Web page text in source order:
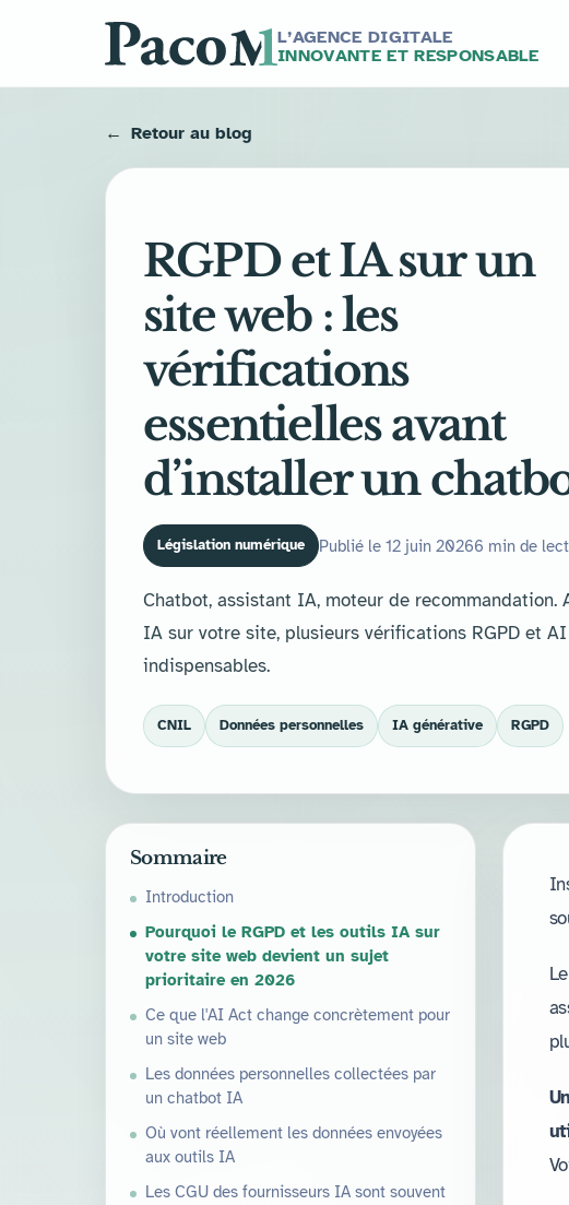
L’AGENCE DIGITALE
INNOVANTE ET RESPONSABLE
Retour au blog
RGPD et IA sur un
site web : les
vérifications
essentielles avant
d’installer un
Législation numérique Publié le 12 juin 20266 min de
Chatbot, assistant IA, moteur de recommandation.
IA sur votre site, plusieurs vérifications RGPD et
indispensables.
CNIL Données personnelles IA générative RGPD
Sommaire
Introduction
Pourquoi le RGPD et les outils IA sur
votre site web devient un sujet
prioritaire en 2026
Ce que l'AI Act change concrètement pour
un site web
Les données personnelles collectées par
un chatbot IA
Où vont réellement les données envoyées
aux outils IA
Les CGU des fournisseurs IA sont souvent